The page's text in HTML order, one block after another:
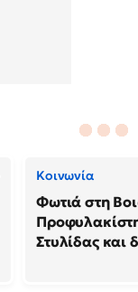
Κοινωνία
Φωτιά στη
Στυλίδας και